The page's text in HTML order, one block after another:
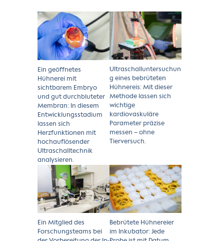
Show larger version for:
Ein geöffnetes
Hühnerei mit
sichtbarem Embryo
und gut durchbluteter
Membran: In diesem
Entwicklungsstadium
lassen sich
Herzfunktionen mit
hochauflösender
Ultraschalltechnik
analysieren.
Show larger version for:
Ultraschalluntersuchun
g eines bebrüteten
Hühnereis: Mit dieser
Methode lassen sich
wichtige
kardiovaskuläre
Parameter präzise
messen – ohne
Tierversuch.
Show larger version for:
Ein Mitglied des
Forschungsteams bei
Show larger version for:
Bebrütete Hühnereier
im Inkubator: Jede